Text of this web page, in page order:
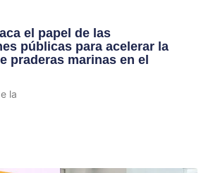
el papel de las
públicas para acelerar la
praderas marinas en el
la